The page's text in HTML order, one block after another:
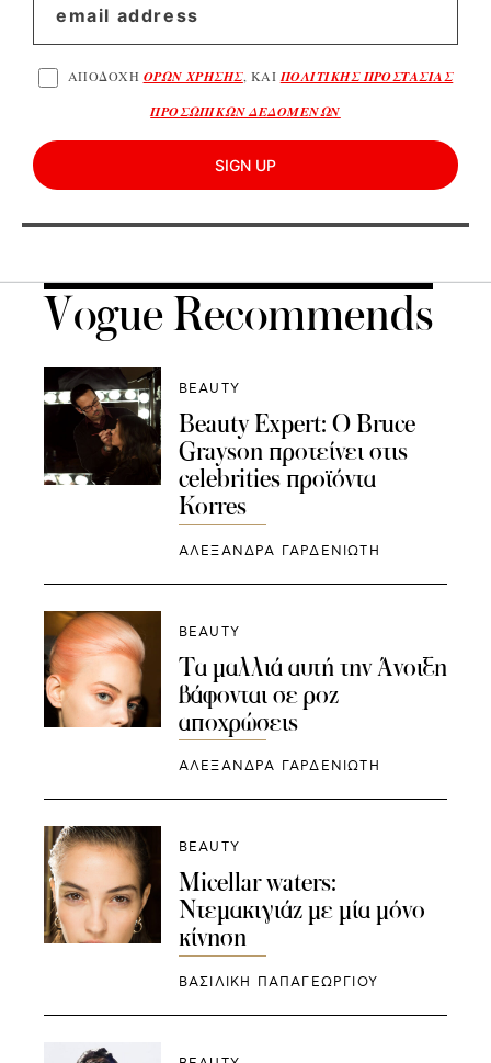
ΑΠΟΔΟΧΗ ΟΡΩΝ ΧΡΗΣΗΣ, ΚΑΙ ΠΟΛΙΤΙΚΗΣ ΠΡΟΣΤΑΣΙΑΣ
ΠΡΟΣΩΠΙΚΩΝ ΔΕΔΟΜΕΝΩΝ
SIGN UP
Vogue Recommends
BEAUTY
Beauty Εxpert: Ο Bruce
Grayson προτείνει στις
celebrities προϊόντα
Korres
ΑΛΕΞΑΝΔΡΑ ΓΑΡΔΕΝΙΩΤΗ
BEAUTY
Τα μαλλιά αυτή την Άνοιξη
βάφονται σε ροζ
αποχρώσεις
ΑΛΕΞΑΝΔΡΑ ΓΑΡΔΕΝΙΩΤΗ
BEAUTY
Μicellar waters:
Ντεμακιγιάζ με μία μόνο
κίνηση
ΒΑΣΙΛΙΚΗ ΠΑΠΑΓΕΩΡΓΙΟΥ